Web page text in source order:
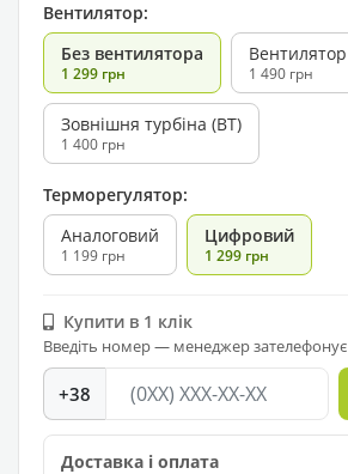
Вентилятор:
Без вентилятора
1 299 грн 1 490 грн
Зовнішня турбіна (ВТ)
1 400 грн
Терморегулятор:
Аналоговий
1 199 грн
Цифровий
1 299 грн
Купити в 1 клік
Введіть номер — менеджер
+38
Доставка і оплата